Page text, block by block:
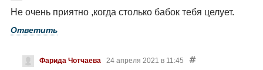
Не очень приятно ,когда столько бабок тебя целует.
Ответить
Фарида Чотчаева 24 апреля 2021 в 11:45